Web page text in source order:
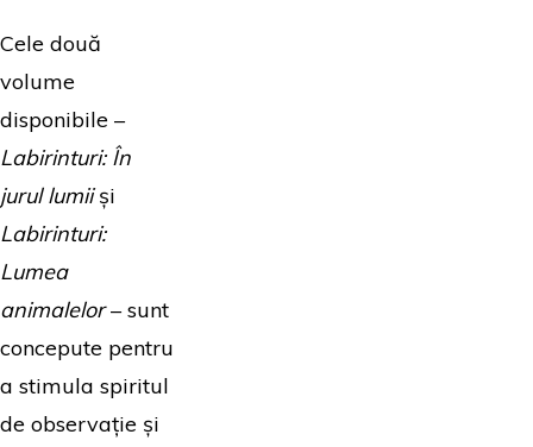
Cele două
volume
disponibile –
Labirinturi: În
jurul lumiiși
Labirinturi:
Lumea
animalelor– sunt
concepute pentru
a stimula spiritul
de observație și